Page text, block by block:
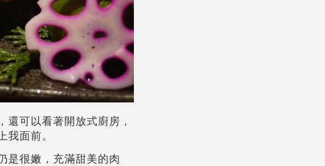
可以看著開放式廚房，
面前。
是很嫩，充滿甜美的肉